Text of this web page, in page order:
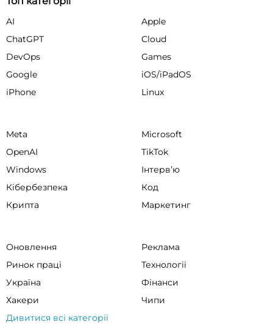
AI
Apple
ChatGPT
Cloud
DevOps
Games
Google
iOS/iPadOS
iPhone
Linux
Meta
Microsoft
OpenAI
TikTok
Windows
Інтервʼю
Кібербезпека
Код
Крипта
Маркетинг
Оновлення
Реклама
Ринок праці
Технології
Україна
Фінанси
Хакери
Чипи
Дивитися всі категорії